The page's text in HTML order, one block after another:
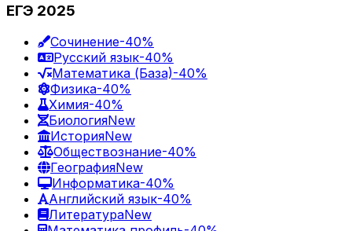
ЕГЭ 2025
Сочинение-40%
Русский язык-40%
Математика (База)-40%
Физика-40%
Химия-40%
БиологияNew
ИсторияNew
Обществознание-40%
ГеографияNew
Информатика-40%
Английский язык-40%
ЛитератураNew